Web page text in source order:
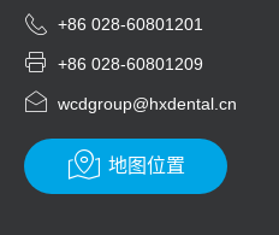
 +86 028-60801201
 +86 028-60801209
 wcdgroup@hxdental.cn
 地图位置